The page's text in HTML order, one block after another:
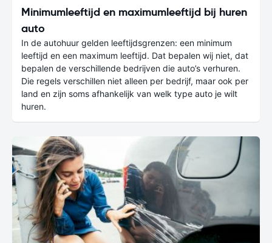
Minimumleeftijd en maximumleeftijd bij huren
auto
In de autohuur gelden leeftijdsgrenzen: een minimum
leeftijd en een maximum leeftijd. Dat bepalen wij niet, dat
bepalen de verschillende bedrijven die auto’s verhuren.
Die regels verschillen niet alleen per bedrijf, maar ook per
land en zijn soms afhankelijk van welk type auto je wilt
huren.